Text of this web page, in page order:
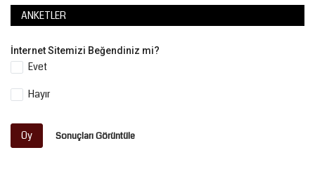
ANKETLER
İnternet Sitemizi Beğendiniz mi?
Evet
Hayır
Oy Sonuçları Görüntüle